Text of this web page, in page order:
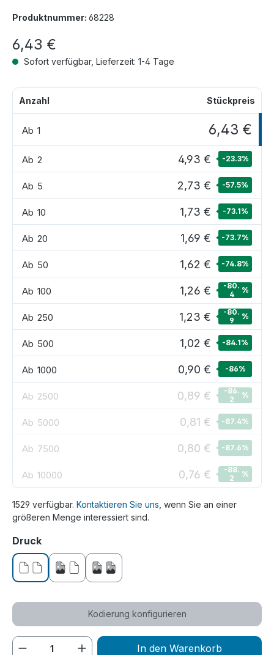
Produktnummer: 68228
6,43 €
Sofort verfügbar, Lieferzeit: 1-4 Tage
Anzahl Stückpreis
Ab 1 6,43 €
Ab 2 4,93 € -23.3%
Ab 5 2,73 € -57.5%
Ab 10 1,73 € -73.1%
Ab 20 1,69 € -73.7%
Ab 50 1,62 € -74.8%
Ab 100 1,26 €
-80.
4
%
Ab 250 1,23 €
-80.
9
%
Ab 500 1,02 € -84.1%
Ab 1000 0,90 € -86%
Ab 2500 0,89 €
-86.
2
%
Ab 5000 0,81 € -87.4%
Ab 7500 0,80 € -87.6%
Ab 10000 0,76 €
-88.
2
%
1529 verfügbar. Kontaktieren Sie uns , wenn Sie an einer
größeren Menge interessiert sind.
Druckauswählen
ohne Druckeinseitig bedrucktbeidseitig bedruckt
Kodierung konfigurieren
Produkt Anzahl: Gib den gewünschten
In den Warenkorb